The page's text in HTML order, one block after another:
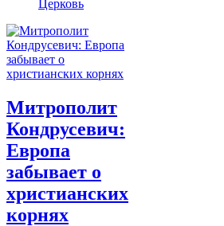
Церковь
Митрополит
Кондрусевич:
Европа
забывает о
христианских
корнях